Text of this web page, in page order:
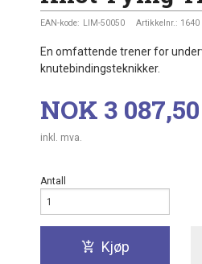
EAN-kode: LIM-50050 Artikkelnr.: 1640
En omfattende trener for
knutebindingsteknikker.
Pris
NOK 3 087,50
inkl. mva.
Antall
Kjøp